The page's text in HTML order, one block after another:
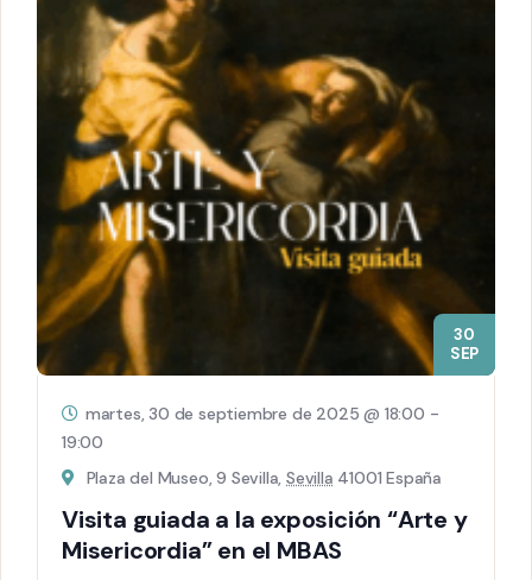
30
SEP
martes, 30 de septiembre de 2025 @ 18:00 -
19:00
Plaza del Museo, 9 Sevilla,Sevilla 41001 España
Visita guiada a la exposición “Arte y
Misericordia” en el MBAS